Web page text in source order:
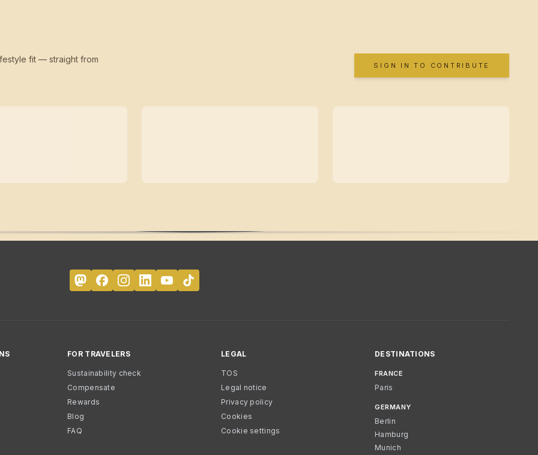
fit — straight from
SIGN IN TO CONTRIBUTE
FOR TRAVELERS
Sustainability check
Compensate
Rewards
Blog
FAQ
LEGAL
TOS
Legal notice
Privacy policy
Cookies
Cookie settings
DESTINATIONS
FRANCE
Paris
GERMANY
Berlin
Hamburg
Munich